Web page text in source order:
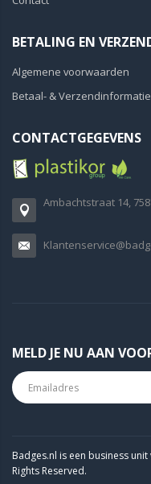
BETALING EN
Algemene voorwaarden
Betaal- & Verzendinformatie
CONTACTGEGEVENS
Ambachtstraat 14,
MELD JE NU AAN
Badges.nl is een business
Rights Reserved.